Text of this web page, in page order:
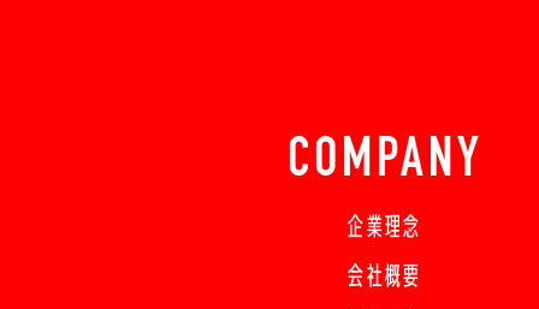
COMPANY
企業理念
会社概要